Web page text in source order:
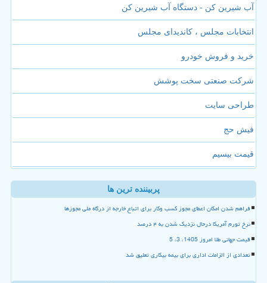
آب شیرین کن - دستگاه آب شیرین کن
انتخابات مجلس ، کاندیدای مجلس
خرید و فروش خودرو
شرکت صنعتی سخت پوشش
طراحی سایت
فیش حج
قیمت بیسیم
پربیننده ترین ها
فراهم شدن امکان اعطای مجوز کسب وکار برای اتباع خارجه از درگاه ملی مجوزها
نرخ تورم آمریکا درحال نزدیک شدن به ۴ درصد
قیمت جهانی طلا امروز 1405، 3، 5
تعدادی از الزامات اداری برای بیمه بیکاری تعلیق شد